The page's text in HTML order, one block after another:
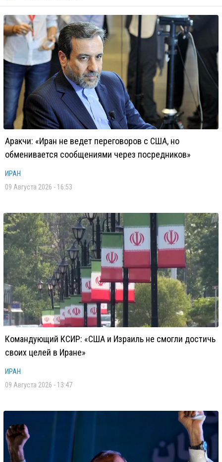
Аракчи: «Иран не ведет переговоров с США, но
обменивается сообщениями через посредников»
ИРАН
09 Августа 2026 - 16:53
Командующий КСИР: «США и Израиль не смогли достичь
своих целей в Иране»
ИРАН
09 Августа 2026 - 13:47